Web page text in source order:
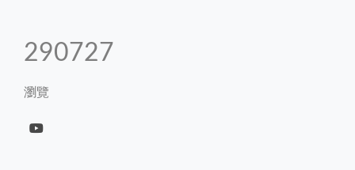
327888
瀏覽